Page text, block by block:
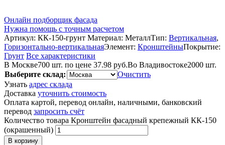
Онлайн подборщик фасада
Нужна помощь с точным расчетом
Артикул: КК-150-грунт Материал: МеталлТип: Вертикальная,
Горизонтально-вертикальнаяЭлемент: КронштейныПокрытие:
Грунт Все характеристики
В Москве700 шт. по цене 37.98 руб.Во Владивостоке2000 шт.
Выберите склад:
Очистить
Узнать адрес склада
Доставка уточнить стоимость
Оплата картой, перевод онлайн, наличными, банковский
перевод запросить счёт
Количество товара Кронштейн фасадный крепежный КК-150
(окрашенный)
В корзину